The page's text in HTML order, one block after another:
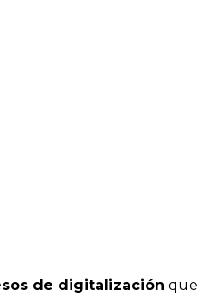
de digitalización que